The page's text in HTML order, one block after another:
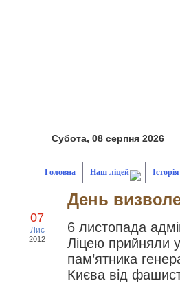
Субота, 08 серпня 2026
Головна Наш ліцей Історія
07
Лис
2012
День
6 листопада
Ліцею прийняли
пам’ятника
Києва від